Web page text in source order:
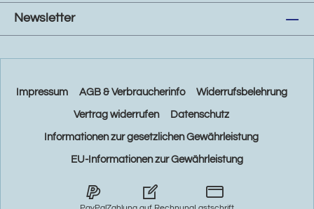
Newsletter
Impressum AGB & Verbraucherinfo Widerrufsbelehrung
Vertrag widerrufen Datenschutz
Informationen zur gesetzlichen Gewährleistung
EU-Informationen zur Gewährleistung